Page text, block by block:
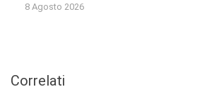
8 Agosto 2026
Correlati